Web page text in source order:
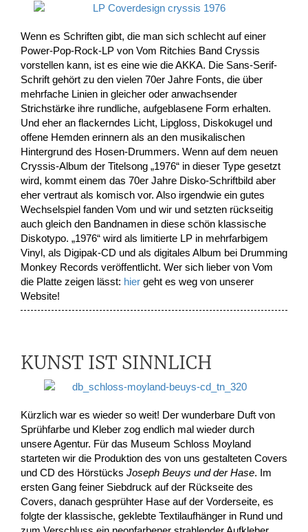
Wenn es Schriften gibt, die man sich schlecht auf einer
Power-Pop-Rock-LP von Vom Ritchies Band Cryssis
vorstellen kann, ist es eine wie die AKKA. Die Sans-Serif-
Schrift gehört zu den vielen 70er Jahre Fonts, die über
mehrfache Linien in gleicher oder anwachsender
Strichstärke ihre rundliche, aufgeblasene Form erhalten.
Und eher an flackerndes Licht, Lipgloss, Diskokugel und
offene Hemden erinnern als an den musikalischen
Hintergrund des Hosen-Drummers. Wenn auf dem neuen
Cryssis-Album der Titelsong „1976“ in dieser Type gesetzt
wird, kommt einem das 70er Jahre Disko-Schriftbild aber
eher vertraut als komisch vor. Also irgendwie ein gutes
Wechselspiel fanden Vom und wir und setzten rückseitig
auch gleich den Bandnamen in diese schön klassische
Diskotypo. „1976“ wird als limitierte LP in mehrfarbigem
Vinyl, als Digipak-CD und als digitales Album bei Drumming
Monkey Records veröffentlicht. Wer sich lieber von Vom
die Platte zeigen lässt: hiergeht es weg von unserer
Website!
KUNST IST SINNLICH
Kürzlich war es wieder so weit! Der wunderbare Duft von
Sprühfarbe und Kleber zog endlich mal wieder durch
unsere Agentur. Für das Museum Schloss Moyland
starteten wir die Produktion des von uns gestalteten Covers
und CD des Hörstücks Joseph Beuys und der Hase. Im
ersten Gang feiner Siebdruck auf der Rückseite des
Covers, danach gesprühter Hase auf der Vorderseite, es
folgte der klassische, geklebte Textilaufhänger in Rund und